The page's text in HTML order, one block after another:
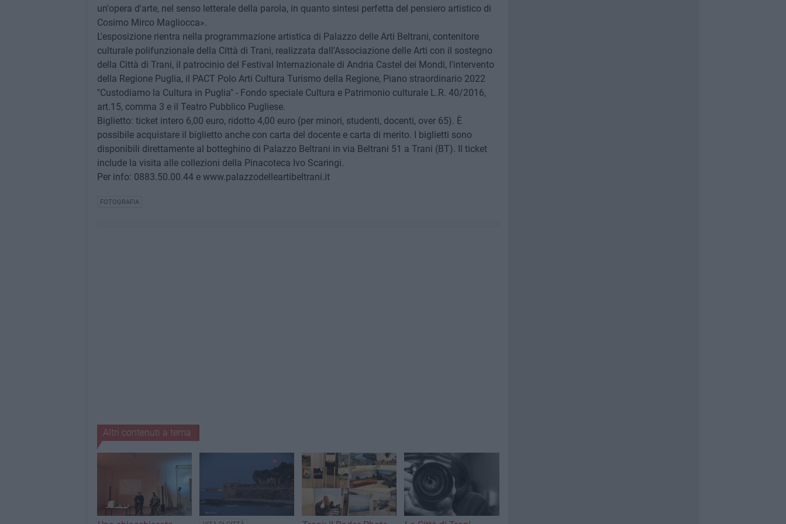
un'opera d'arte, nel senso letterale della parola, in quanto sintesi perfetta del pensiero artistico di
Cosimo Mirco Magliocca».
L'esposizione rientra nella programmazione artistica di Palazzo delle Arti Beltrani, contenitore
culturale polifunzionale della Città di Trani, realizzata dall'Associazione delle Arti con il sostegno
della Città di Trani, il patrocinio del Festival Internazionale di Andria Castel dei Mondi, l'intervento
della Regione Puglia, il PACT Polo Arti Cultura Turismo della Regione, Piano straordinario 2022
"Custodiamo la Cultura in Puglia" - Fondo speciale Cultura e Patrimonio culturale L.R. 40/2016,
art.15, comma 3 e il Teatro Pubblico Pugliese.
Biglietto: ticket intero 6,00 euro, ridotto 4,00 euro (per minori, studenti, docenti, over 65). È
possibile acquistare il biglietto anche con carta del docente e carta di merito. I biglietti sono
disponibili direttamente al botteghino di Palazzo Beltrani in via Beltrani 51 a Trani (BT). Il ticket
include la visita alle collezioni della Pinacoteca Ivo Scaringi.
Per info: 0883.50.00.44 e www.palazzodelleartibeltrani.it
FOTOGRAFIA
Altri contenuti a tema